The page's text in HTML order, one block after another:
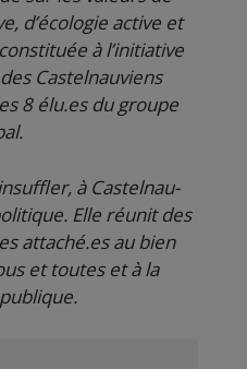
d’écologie active et
constituée à l’initiative
Castelnauviens
8 élu.es du groupe
à Castelnau-
Elle réunit des
attaché.es au bien
et toutes et à la